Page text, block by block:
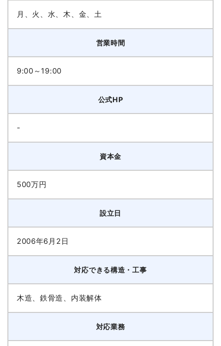
月、火、水、木、金、土
営業時間
9:00～19:00
公式HP
-
資本金
500万円
設立日
2006年6月2日
対応できる構造・工事
木造、鉄骨造、内装解体
対応業務